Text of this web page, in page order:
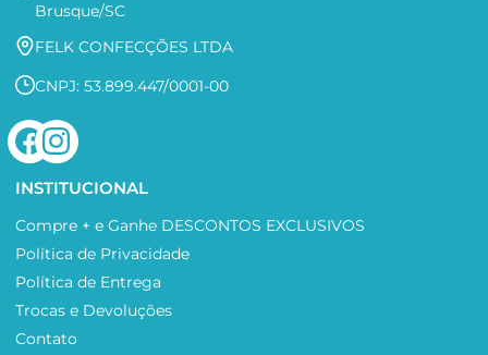
Brusque/SC
FELK CONFECÇÕES LTDA
CNPJ: 53.899.447/0001-00
INSTITUCIONAL
Compre + e Ganhe DESCONTOS EXCLUSIVOS
Política de Privacidade
Política de Entrega
Trocas e Devoluções
Contato